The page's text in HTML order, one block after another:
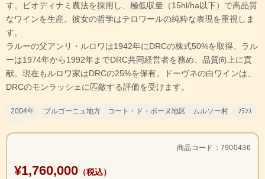
す。ビオディナミ農法を採用し、極低収量（15hl/ha以下）で高品質
なワインを生産。彼女の哲学はテロワールの純粋な表現を重視しま
す。
ラルーの父アンリ・ルロワは1942年にDRCの株式50%を取得。ラル
ーは1974年から1992年までDRC共同経営者を務め、品質向上に貢
献。現在もルロワ家はDRCの25%を保有。ドーヴネの白ワインは、
DRCのモンラッシェに匹敵する評価を受けます。
2004年 ブルゴーニュ地方 コート・ド・ボーヌ地区 ムルソー村 ﾌﾗﾝｽ
商品コード：7900436
¥1,760,000 （税込）